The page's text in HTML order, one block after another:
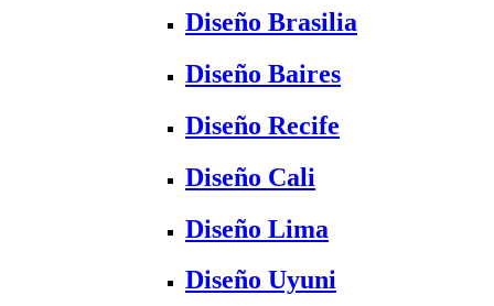
Diseño Brasilia
Diseño Baires
Diseño Recife
Diseño Cali
Diseño Lima
Diseño Uyuni